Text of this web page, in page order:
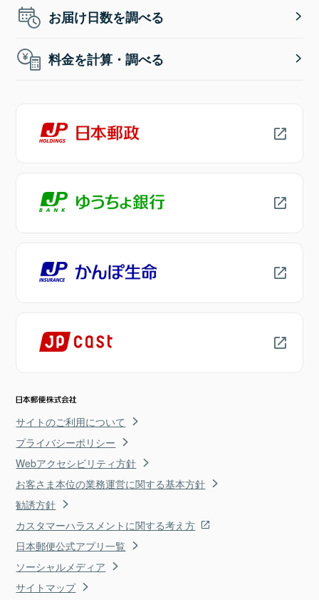
お届け日数を調べる
料金を計算・調べる
サイトのご利用について
プライバシーポリシー
Webアクセシビリティ方針
お客さま本位の業務運営に関する基本方針
勧誘方針
カスタマーハラスメントに関する考え方
日本郵便公式アプリ一覧
ソーシャルメディア
サイトマップ